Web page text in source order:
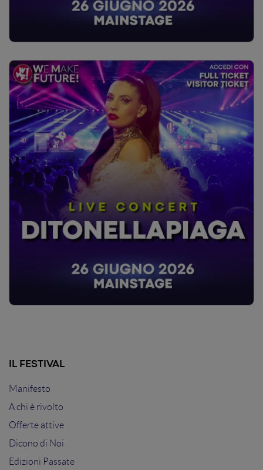
IL FESTIVAL
Manifesto
A chi è rivolto
Offerte attive
Dicono di Noi
Edizioni Passate